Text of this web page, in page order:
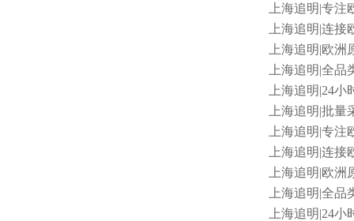
上海追明|专注
上海追明|连接
上海追明|欧洲
上海追明|全品
上海追明|24小
上海追明|批量
上海追明|专注
上海追明|连接
上海追明|欧洲
上海追明|全品
上海追明|24小